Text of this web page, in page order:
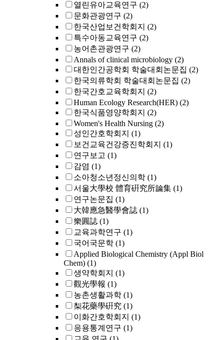
열린유아교육연구 (2)
문화관광연구 (2)
한국산업보건학회지 (2)
특수아동교육연구 (2)
농어촌관광연구 (2)
Annals of clinical microbiology (2)
대한인간공학회 학술대회논문집 (2)
한국의류학회 학술대회논문집 (2)
한국간호교육학회지 (2)
Human Ecology Research(HER) (2)
한국식품영양학회지 (2)
Women's Health Nursing (2)
성인간호학회지 (1)
보건교육건강증진학회지 (1)
연구보고 (1)
감염 (1)
소아청소년정신의학 (1)
서울大學校 體育硏究所論集 (1)
연구논문집 (1)
大韓應急醫學會誌 (1)
樂圓誌 (1)
교육과학연구 (1)
국어국문학 (1)
Applied Biological Chemistry (Appl Biol
Chem) (1)
생약학회지 (1)
觀光學報 (1)
농촌생활과학 (1)
梨花藥學硏究 (1)
이화간호학회지 (1)
응용통계연구 (1)